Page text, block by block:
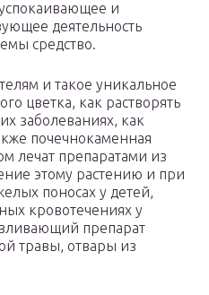
и
деятельность
средство.
и такое уникальное
цветка, как растворять
заболеваниях, как
почечнокаменная
лечат препаратами из
этому растению и при
поносах у детей,
кровотечениях у
препарат
травы, отвары из